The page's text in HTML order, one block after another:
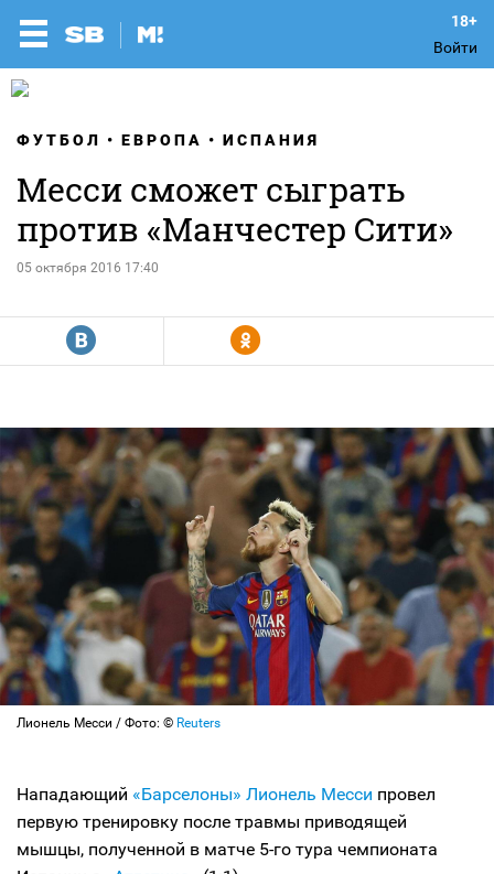
Войти
ФУТБОЛ ЕВРОПА ИСПАНИЯ
Месси сможет сыграть
против «Манчестер Сити»
05 октября 2016 17:40
R Y
Лионель Месси / Фото: © Reuters
Нападающий «Барселоны» Лионель Месси провел
первую тренировку после травмы приводящей
мышцы, полученной в матче 5-го тура чемпионата